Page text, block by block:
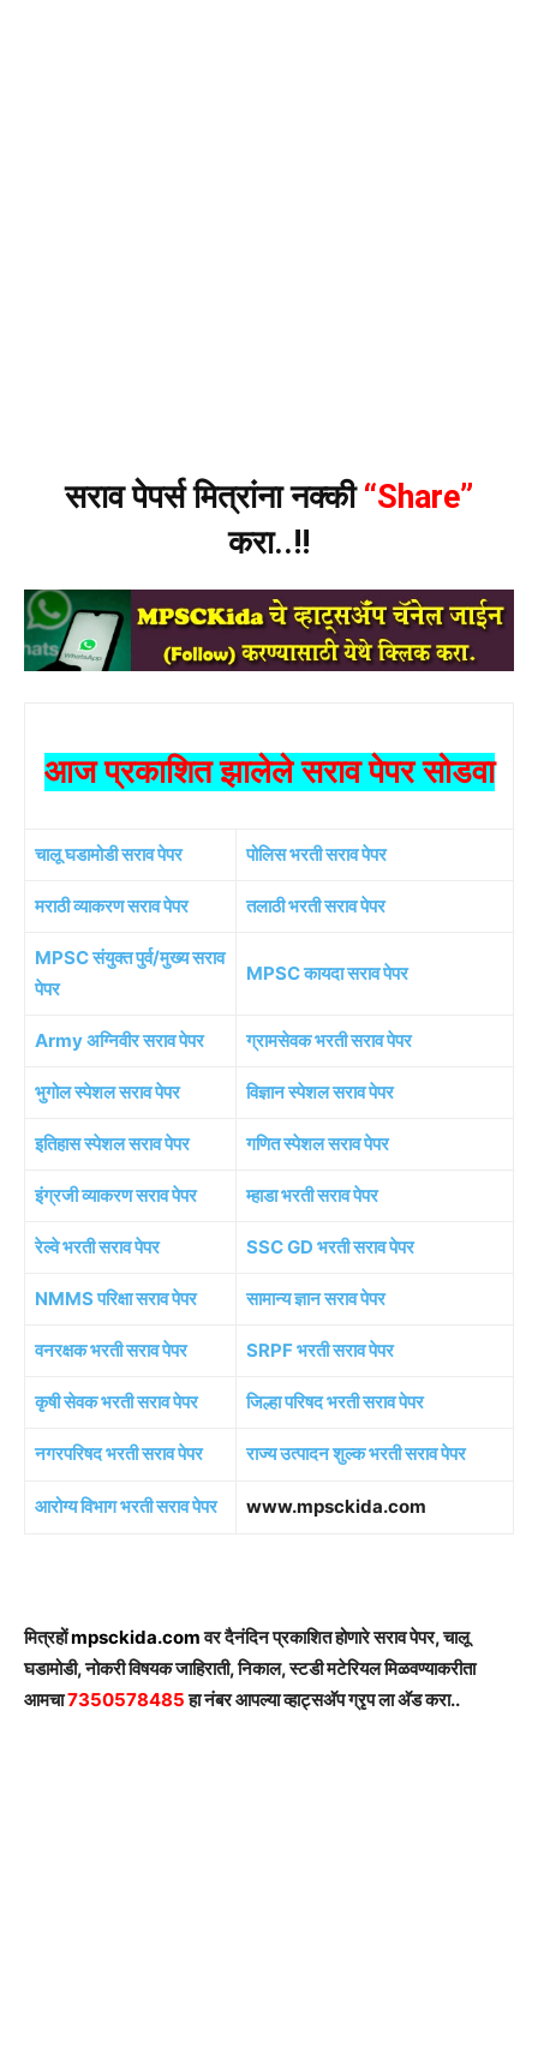
सराव पेपर्स मित्रांना नक्की“Share”
करा..!!
आज प्रकाशित झालेले सराव पेपर सोडवा
चालू घडामोडी सराव पेपर पोलिस भरती सराव पेपर
मराठी व्याकरण सराव पेपर तलाठी भरती सराव पेपर
MPSC संयुक्त पुर्व/मुख्य सराव
पेपर
MPSC कायदा सराव पेपर
Army अग्निवीर सराव पेपर ग्रामसेवक भरती सराव पेपर
भुगोल स्पेशल सराव पेपर विज्ञान स्पेशल सराव पेपर
इतिहास स्पेशल सराव पेपर गणित स्पेशल सराव पेपर
इंग्रजी व्याकरण सराव पेपर म्हाडा भरती सराव पेपर
रेल्वे भरती सराव पेपर SSC GD भरती सराव पेपर
NMMS परिक्षा सराव पेपर सामान्य ज्ञान सराव पेपर
वनरक्षक भरती सराव पेपर SRPF भरती सराव पेपर
कृषी सेवक भरती सराव पेपर जिल्हा परिषद भरती सराव पेपर
नगरपरिषद भरती सराव पेपर राज्य उत्पादन शुल्क भरती सराव पेपर
आरोग्य विभाग भरती सराव पेपर www.mpsckida.com
मित्रहोंmpsckida.comवर दैनंदिन प्रकाशित होणारे सराव पेपर, चालू
घडामोडी, नोकरी विषयक जाहिराती, निकाल, स्टडी मटेरियल मिळवण्याकरीता
आमचा7350578485हा नंबर आपल्या व्हाट्सअ‍ॅप ग्रृप ला अ‍ॅड करा..